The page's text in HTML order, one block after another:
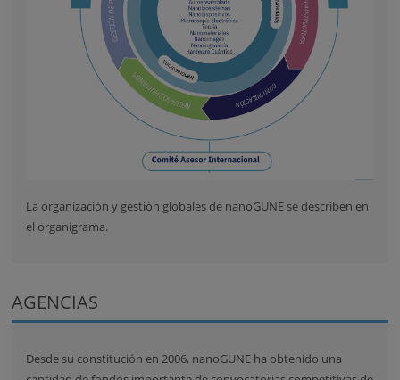
La organización y gestión globales de nanoGUNE se describen en
el organigrama.
AGENCIAS
Desde su constitución en 2006, nanoGUNE ha obtenido una